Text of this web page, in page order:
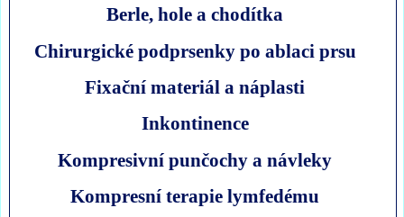
Berle, hole a chodítka
Chirurgické podprsenky po ablaci prsu
Fixační materiál a náplasti
Inkontinence
Kompresivní punčochy a návleky
Kompresní terapie lymfedému